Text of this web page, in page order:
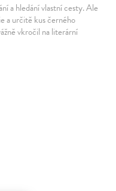
a hledání vlastní cesty. Ale
a určitě kus černého
vkročil na literární